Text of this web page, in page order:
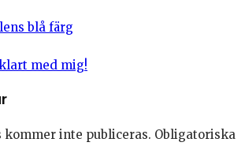
blå färg
med mig!
kommer inte publiceras. Obligatoriska